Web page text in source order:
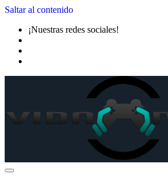
Saltar al contenido
¡Nuestras redes sociales!